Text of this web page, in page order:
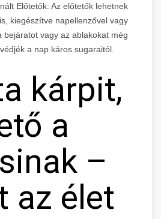
Előtetők: Az előtetők lehetnek
kiegészítve napellenzővel vagy
bejáratot vagy az ablakokat még
a nap káros sugaraitól.
kárpit,
a
–
az élet